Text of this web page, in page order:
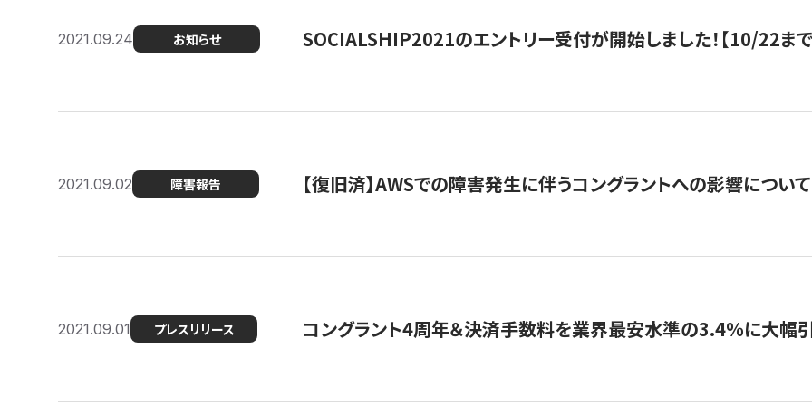
2021.09.24 お知らせ SOCIALSHIP2021のエントリー受付が開始しました！【10/22まで
2021.09.02 障害報告 【復旧済】AWSでの障害発生に伴うコングラントへの影響について
2021.09.01 プレスリリース コングラント4周年＆決済手数料を業界最安水準の3.4％に大幅